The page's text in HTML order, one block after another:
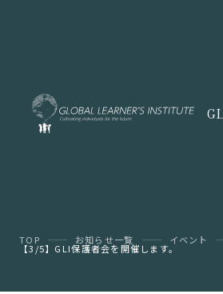
TOP お知らせ一覧 イベント
【3/5】GLI保護者会を開催します。